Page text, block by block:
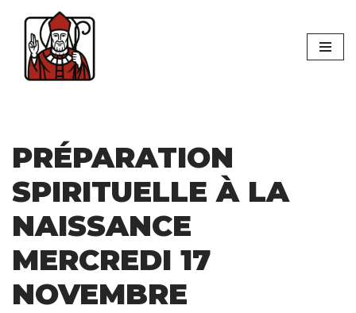
Aller
contenu
PRÉPARATION
SPIRITUELLE À LA
NAISSANCE
MERCREDI 17
NOVEMBRE